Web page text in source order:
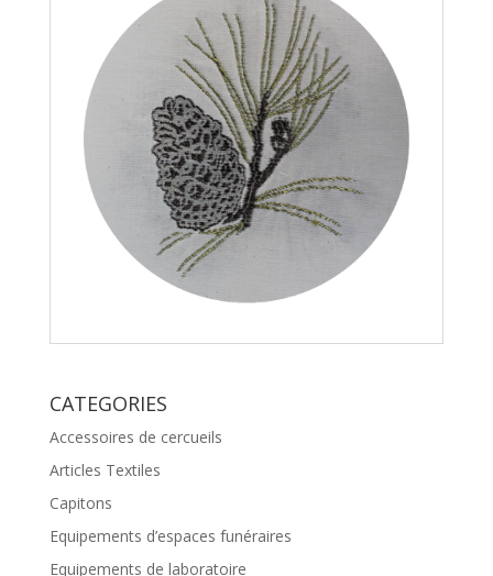
CATEGORIES
Accessoires de cercueils
Articles Textiles
Capitons
Equipements d’espaces funéraires
Equipements de laboratoire